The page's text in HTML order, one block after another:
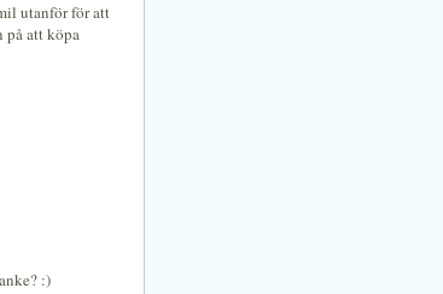
utanför för att
på att köpa
:)